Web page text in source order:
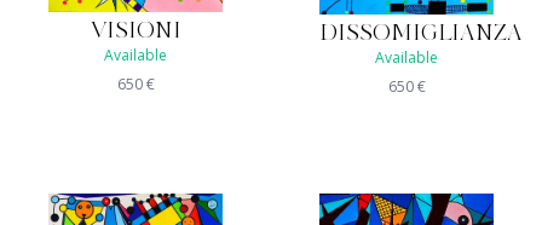
VISIONI
Available
650€
DISSOMIGLIANZA
Available
650€